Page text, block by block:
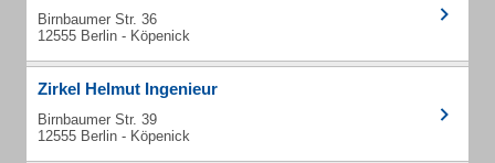
Birnbaumer Str. 36
12555 Berlin - Köpenick
Zirkel Helmut Ingenieur
Birnbaumer Str. 39
12555 Berlin - Köpenick